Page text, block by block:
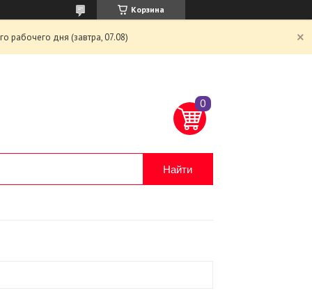
Корзина
рабочего дня (завтра, 07.08)
Найти